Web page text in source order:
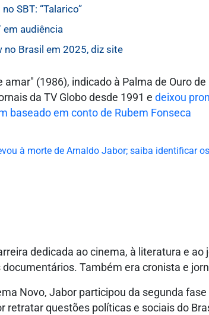
SBT: “Talarico”
audiência
Brasil em 2025, diz site
amar" (1986), indicado à Palma de Ouro
da TV Globo desde 1991 e deixou
baseado em conto de Rubem Fonseca
à morte de Arnaldo Jabor; saiba identificar
dedicada ao cinema, à literatura e ao
Também era cronista e
Novo, Jabor participou da segunda
retratar questões políticas e sociais do